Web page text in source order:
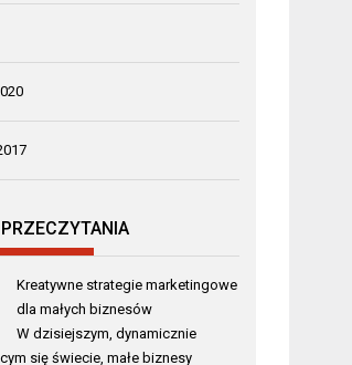
Kreatywne strategie marketingowe
dla małych biznesów
W dzisiejszym, dynamicznie
się świecie, małe biznesy